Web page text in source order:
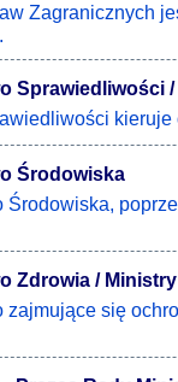
Zagranicznych
Sprawiedliwości
kieruje
Środowiska
Środowiska,
Zdrowia /
zajmujące się